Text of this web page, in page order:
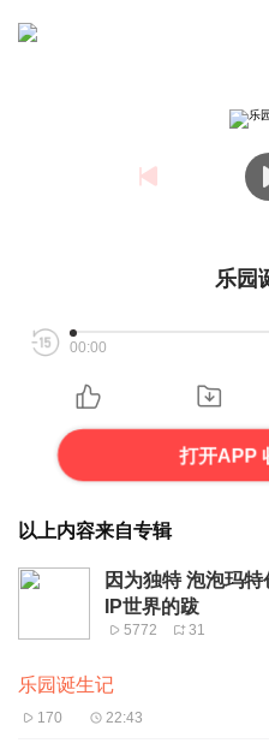
乐园
00:00
打开APP
以上内容来自专辑
因为独特 泡泡玛
IP世界的跋
5772 31
乐园诞生记
170 22:43